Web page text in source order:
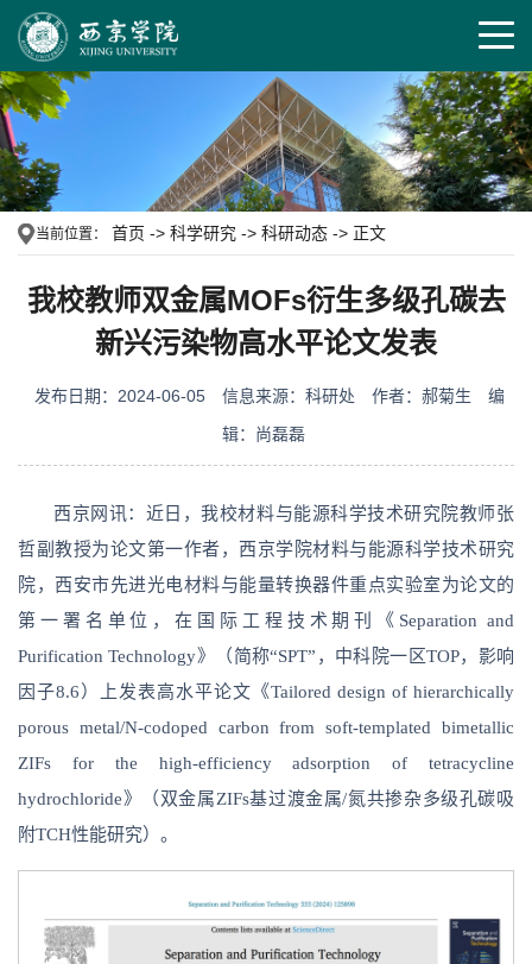
当前位置： 首页 -> 科学研究 -> 科研动态 -> 正文
我校教师双金属MOFs衍生多级孔碳去
新兴污染物高水平论文发表
发布日期：2024-06-05 信息来源：科研处 作者：郝菊生
编
辑：尚磊磊
西京网讯：近日，我校材料与能源科学技术研究院教师张
哲副教授为论文第一作者，西京学院材料与能源科学技术研究
院，西安市先进光电材料与能量转换器件重点实验室为论文的
第一署名单位，在国际工程技术期刊《Separation and
Purification Technology》（简称“SPT”，中科院一区TOP，影响
因子8.6）上发表高水平论文《Tailored design of hierarchically
porous metal/N-codoped carbon from soft-templated bimetallic
ZIFs for the high-efficiency adsorption of tetracycline
hydrochloride》（双金属ZIFs基过渡金属/氮共掺杂多级孔碳吸
附TCH性能研究）。